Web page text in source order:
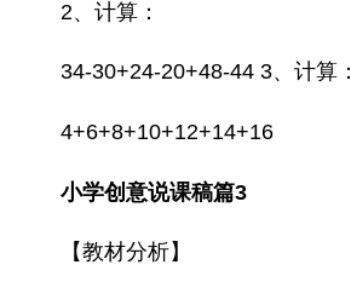
2、计算：
34-30+24-20+48-44 3、计算：
4+6+8+10+12+14+16
小学创意说课稿篇3
【教材分析】